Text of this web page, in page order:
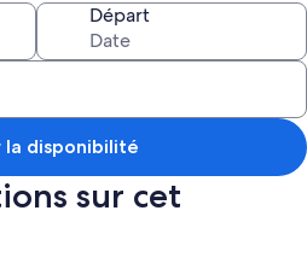
les bains et de Trou d'eau, du Golf
son charme et son authenticité.
Leu il est idéalement situé pour profiter
au sud sauvage rapidement (30min).
pour profiter pleinement des sites
Départ
la disponibilité
sur cet